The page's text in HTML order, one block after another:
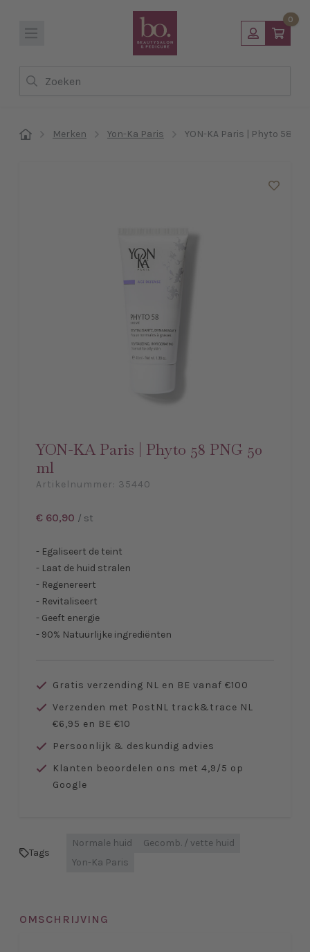
0
Zoeken
Merken Yon-Ka Paris YON-KA Paris | Phyto 58
YON-KA Paris | Phyto 58 PNG 50
ml
Artikelnummer: 35440
€ 60,90 / st
- Egaliseert de teint
- Laat de huid stralen
- Regenereert
- Revitaliseert
- Geeft energie
- 90% Natuurlijke ingrediënten
Gratis verzending NL en BE vanaf €100
Verzenden met PostNL track&trace NL
€6,95 en BE €10
Persoonlijk & deskundig advies
Klanten beoordelen ons met 4,9/5 op
Google
Tags
Normale huid
Gecomb. / vette huid
Yon-Ka Paris
OMSCHRIJVING